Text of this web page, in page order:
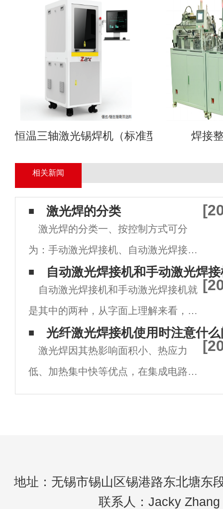
恒温三轴激光锡焊机（标准型） 焊接
相关新闻
激光焊的分类
激光焊的分类一、按控制方式可分
为：手动激光焊接机、自动激光焊接
机、振镜激光焊接机。二、按激光可分
为YAG激光焊接机、半导体激光焊接
机、光纤激光焊接。激光焊接有两种基
本模式：激光热导焊和激光深熔焊。前
自动激光焊接机和手动激光焊
自动激光焊接机和手动激光焊接机就
是其中的两种，从字面上理解来看，这
两种激光焊接机的区别就是一个是自动
的，另一个手动操作的，那么具体的区
别到底在哪呢?下面小编为您讲解自动
激光焊接机和手动激光焊接机有什么
光纤激光焊接机使用时注意什
激光焊因其热影响面积小、热应力
低、加热集中快等优点，在集成电路和
半导体器件外壳的包装中被广泛应用于
方
地址：无锡市锡山区锡港路东北塘东
联系人：Jacky Zhang